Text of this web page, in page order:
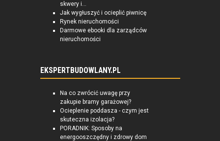
skwery i...
Jak wygłuszyć i ocieplić piwnicę
Rynek nieruchomości
Darmowe ebooki dla zarządców
nieruchomości
EKSPERTBUDOWLANY.PL
Na co zwrócić uwagę przy
zakupie bramy garażowej?
Ocieplenie poddasza - czym jest
skuteczna izolacja?
PORADNIK: Sposoby na
energooszczędny i zdrowy dom